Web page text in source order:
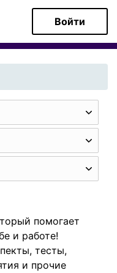
Войти
помогает
и работе!
тесты,
и прочие